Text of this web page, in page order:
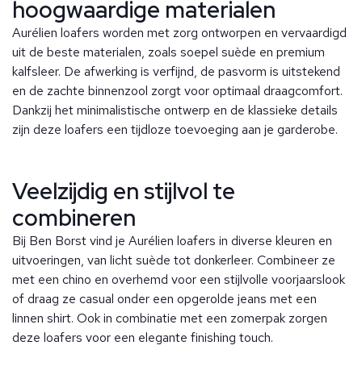
hoogwaardige materialen
Aurélien loafers worden met zorg ontworpen en vervaardigd
uit de beste materialen, zoals soepel suède en premium
kalfsleer. De afwerking is verfijnd, de pasvorm is uitstekend
en de zachte binnenzool zorgt voor optimaal draagcomfort.
Dankzij het minimalistische ontwerp en de klassieke details
zijn deze loafers een tijdloze toevoeging aan je garderobe.
Veelzijdig en stijlvol te
combineren
Bij Ben Borst vind je Aurélien loafers in diverse kleuren en
uitvoeringen, van licht suède tot donkerleer. Combineer ze
met een chino en overhemd voor een stijlvolle voorjaarslook
of draag ze casual onder een opgerolde jeans met een
linnen shirt. Ook in combinatie met een zomerpak zorgen
deze loafers voor een elegante finishing touch.